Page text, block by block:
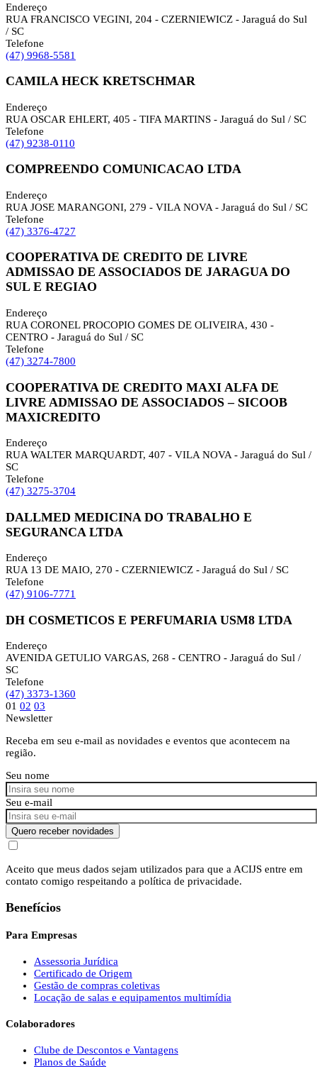
Endereço
RUA FRANCISCO VEGINI, 204 - CZERNIEWICZ - Jaraguá do Sul
/ SC
Telefone
(47) 9968-5581
CAMILA HECK KRETSCHMAR
Endereço
RUA OSCAR EHLERT, 405 - TIFA MARTINS - Jaraguá do Sul / SC
Telefone
(47) 9238-0110
COMPREENDO COMUNICACAO LTDA
Endereço
RUA JOSE MARANGONI, 279 - VILA NOVA - Jaraguá do Sul / SC
Telefone
(47) 3376-4727
COOPERATIVA DE CREDITO DE LIVRE
ADMISSAO DE ASSOCIADOS DE JARAGUA DO
SUL E REGIAO
Endereço
RUA CORONEL PROCOPIO GOMES DE OLIVEIRA, 430 -
CENTRO - Jaraguá do Sul / SC
Telefone
(47) 3274-7800
COOPERATIVA DE CREDITO MAXI ALFA DE
LIVRE ADMISSAO DE ASSOCIADOS – SICOOB
MAXICREDITO
Endereço
RUA WALTER MARQUARDT, 407 - VILA NOVA - Jaraguá do Sul /
SC
Telefone
(47) 3275-3704
DALLMED MEDICINA DO TRABALHO E
SEGURANCA LTDA
Endereço
RUA 13 DE MAIO, 270 - CZERNIEWICZ - Jaraguá do Sul / SC
Telefone
(47) 9106-7771
DH COSMETICOS E PERFUMARIA USM8 LTDA
Endereço
AVENIDA GETULIO VARGAS, 268 - CENTRO - Jaraguá do Sul /
SC
Telefone
(47) 3373-1360
01 02 03
Newsletter
Receba em seu e-mail as novidades e eventos que acontecem na
região.
Seu nome
Seu e-mail
Quero receber novidades
Aceito que meus dados sejam utilizados para que a ACIJS entre em
contato comigo respeitando a política de privacidade.
Benefícios
Para Empresas
Assessoria Jurídica
Certificado de Origem
Gestão de compras coletivas
Locação de salas e equipamentos multimídia
Colaboradores
Clube de Descontos e Vantagens
Planos de Saúde